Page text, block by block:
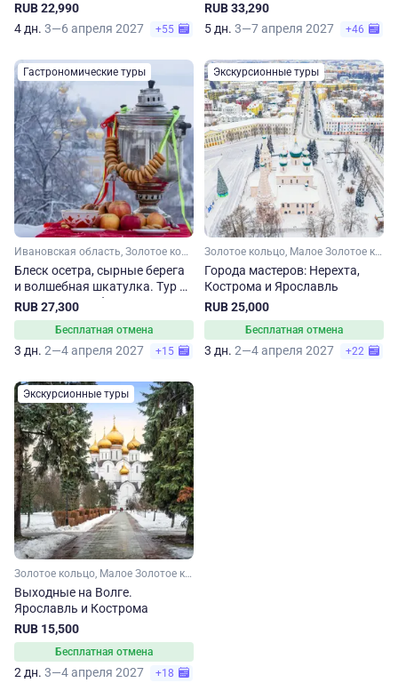
RUB 22,990
4 дн. 3—6 апреля 2027 +55
RUB 33,290
5 дн. 3—7 апреля 2027 +46
Гастрономические туры
Ивановская область, Золотое кольцо, Малое Золотое кольцо
Блеск осетра, сырные берега
и волшебная шкатулка. Тур в
Ивановскую область
RUB 27,300
Бесплатная отмена
3 дн. 2—4 апреля 2027 +15
Экскурсионные туры
Золотое кольцо, Малое Золотое кольцо, Ярославская область, Костромская область
Города мастеров: Нерехта,
Кострома и Ярославль
RUB 25,000
Бесплатная отмена
3 дн. 2—4 апреля 2027 +22
Экскурсионные туры
Золотое кольцо, Малое Золотое кольцо, Ярославская область, Костромская область
Выходные на Волге.
Ярославль и Кострома
RUB 15,500
Бесплатная отмена
2 дн. 3—4 апреля 2027 +18